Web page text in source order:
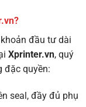
đầu tư dài
Xprinter.vn, quý
đặc quyền:
seal, đầy đủ phụ